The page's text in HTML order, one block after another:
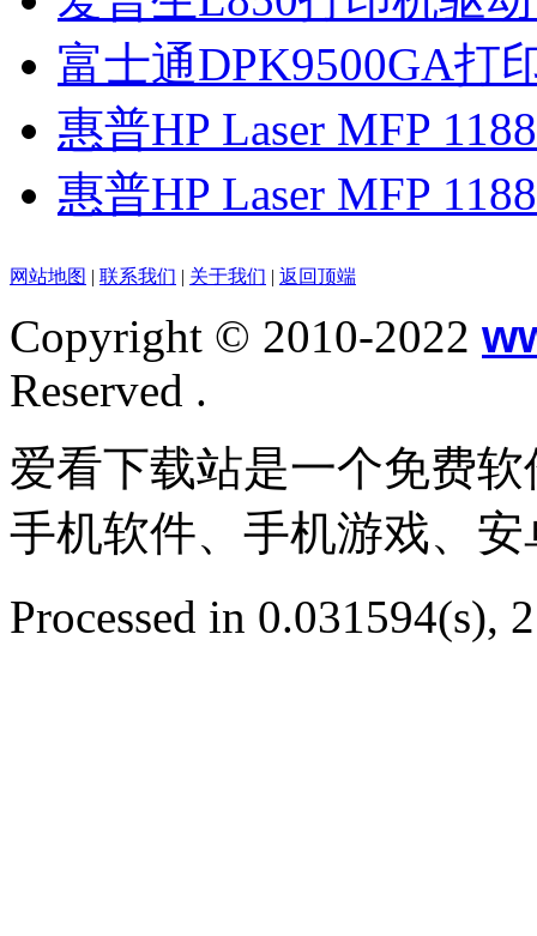
富士通DPK9500GA打
惠普HP Laser MFP
惠普HP Laser MFP
网站地图 | 联系我们 | 关于我们 | 返回顶端
Copyright © 2010-2022
Reserved .
爱看下载站是一个免费
手机软件、手机游戏、
Processed in 0.031594(s),